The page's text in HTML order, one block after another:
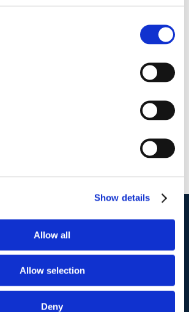
Show details
Allow all
Allow selection
Deny
.
unificato.